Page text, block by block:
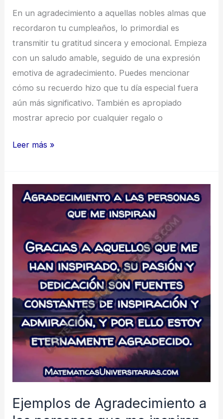
En un agradecimiento a aquellas nobles almas que
recordaron tu cumpleaños, lo primordial es
transmitir tu gratitud sincera y emocional. Empieza
con un saludo amable, seguido de una expresión
emotiva de agradecimiento. Puedes mencionar
cómo su recuerdo hizo que tu día especial fuera
aún más significativo. También es apropiado
mostrar aprecio por cualquier regalo o
Frases
las
acordaron
de
cumpleaños
Leer más »
Ejemplos de Agradecimiento a